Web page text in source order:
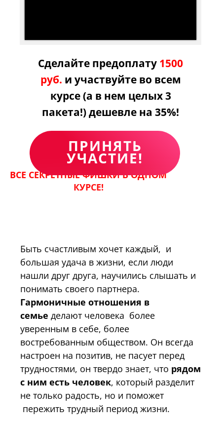
Сделайте предоплату 1500
руб. и участвуйте во всем
курсе (а в нем целых 3
пакета!) дешевле на 35%!
ПРИНЯТЬ
УЧАСТИЕ!
ВСЕ СЕКРЕТНЫЕ ФИШКИ В ОДНОМ
КУРСЕ!
Быть счастливым хочет каждый, и
большая удача в жизни, если люди
нашли друг друга, научились слышать и
понимать своего партнера.
Гармоничные отношения в
семье делают человека более
уверенным в себе, более
востребованным обществом. Он всегда
настроен на позитив, не пасует перед
трудностями, он твердо знает, что рядом
с ним есть человек, который разделит
не только радость, но и поможет
пережить трудный период жизни.